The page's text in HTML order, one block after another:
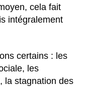
cela fait
intégralement
certains : les
les
la stagnation des